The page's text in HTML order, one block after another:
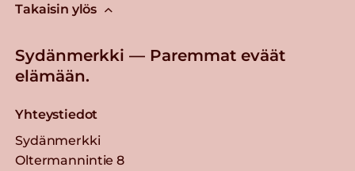
Takaisin ylös
Sydänmerkki — Paremmat eväät
elämään.
Yhteystiedot
Sydänmerkki
Oltermannintie 8